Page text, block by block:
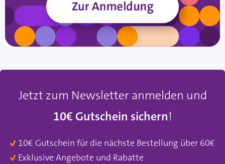
Jetzt zum Newsletter anmelden und
10€ Gutschein sichern!
10€ Gutschein für die nächste Bestellung über 60€
Exklusive Angebote und Rabatte